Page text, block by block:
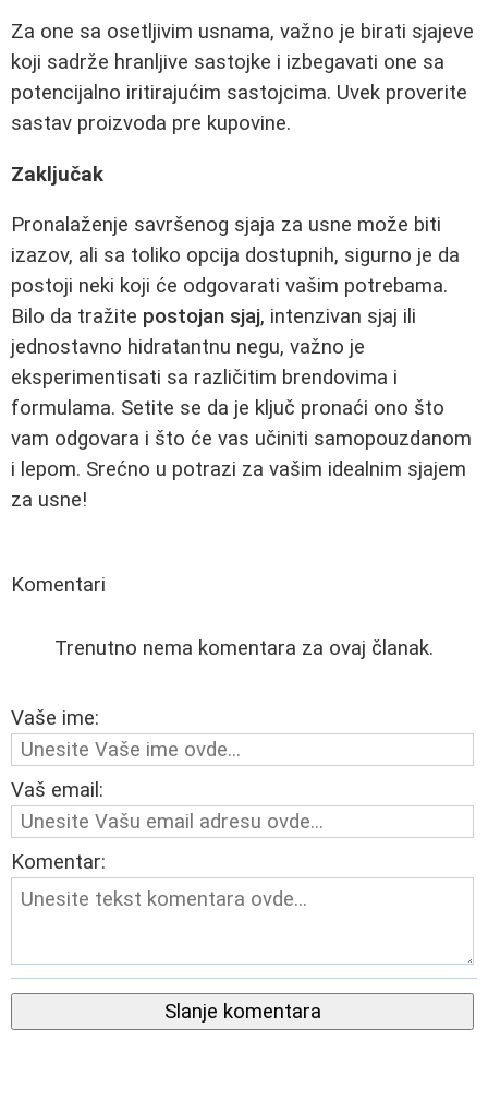
Za one sa osetljivim usnama, važno je birati sjajeve
koji sadrže hranljive sastojke i izbegavati one sa
potencijalno iritirajućim sastojcima. Uvek proverite
sastav proizvoda pre kupovine.
Zaključak
Pronalaženje savršenog sjaja za usne može biti
izazov, ali sa toliko opcija dostupnih, sigurno je da
postoji neki koji će odgovarati vašim potrebama.
Bilo da tražite postojan sjaj, intenzivan sjaj ili
jednostavno hidratantnu negu, važno je
eksperimentisati sa različitim brendovima i
formulama. Setite se da je ključ pronaći ono što
vam odgovara i što će vas učiniti samopouzdanom
i lepom. Srećno u potrazi za vašim idealnim sjajem
za usne!
Komentari
Trenutno nema komentara za ovaj članak.
Vaše ime:
Vaš email:
Komentar:
Slanje komentara